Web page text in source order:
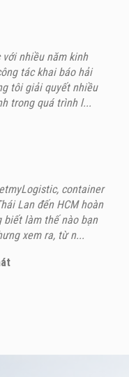
nhiều năm kinh
tác khai báo hải
tôi giải quyết nhiều
trong quá trình l...
container
Lan đến HCM hoàn
biết làm thế nào bạn
xem ra, từ n...